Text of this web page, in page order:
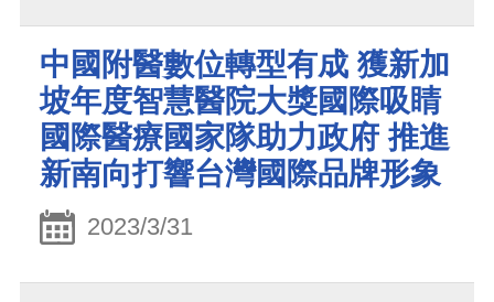
中國附醫數位轉型有成 獲新加
坡年度智慧醫院大獎國際吸睛
國際醫療國家隊助力政府 推進
新南向打響台灣國際品牌形象
2023/3/31